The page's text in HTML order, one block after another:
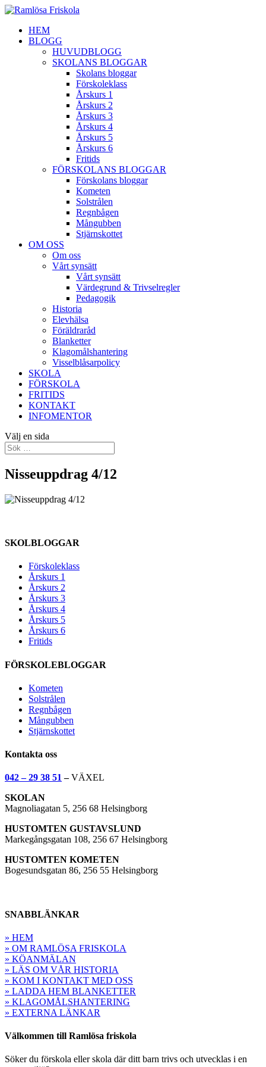
HEM
BLOGG
HUVUDBLOGG
SKOLANS BLOGGAR
Skolans bloggar
Förskoleklass
Årskurs 1
Årskurs 2
Årskurs 3
Årskurs 4
Årskurs 5
Årskurs 6
Fritids
FÖRSKOLANS BLOGGAR
Förskolans bloggar
Kometen
Solstrålen
Regnbågen
Mångubben
Stjärnskottet
OM OSS
Om oss
Vårt synsätt
Vårt synsätt
Värdegrund & Trivselregler
Pedagogik
Historia
Elevhälsa
Föräldraråd
Blanketter
Klagomålshantering
Visselblåsarpolicy
SKOLA
FÖRSKOLA
FRITIDS
KONTAKT
INFOMENTOR
Välj en sida
Nisseuppdrag 4/12
SKOLBLOGGAR
Förskoleklass
Årskurs 1
Årskurs 2
Årskurs 3
Årskurs 4
Årskurs 5
Årskurs 6
Fritids
FÖRSKOLEBLOGGAR
Kometen
Solstrålen
Regnbågen
Mångubben
Stjärnskottet
Kontakta oss
042 – 29 38 51–VÄXEL
SKOLAN
Magnoliagatan 5, 256 68 Helsingborg
HUSTOMTEN GUSTAVSLUND
Markegångsgatan 108, 256 67 Helsingborg
HUSTOMTEN KOMETEN
Bogesundsgatan 86, 256 55 Helsingborg
SNABBLÄNKAR
» HEM
» OM RAMLÖSA FRISKOLA
» KÖANMÄLAN
» LÄS OM VÅR HISTORIA
» KOM I KONTAKT MED OSS
» LADDA HEM BLANKETTER
» KLAGOMÅLSHANTERING
» EXTERNA LÄNKAR
Välkommen till Ramlösa friskola
Söker du förskola eller skola där ditt barn trivs och utvecklas i en